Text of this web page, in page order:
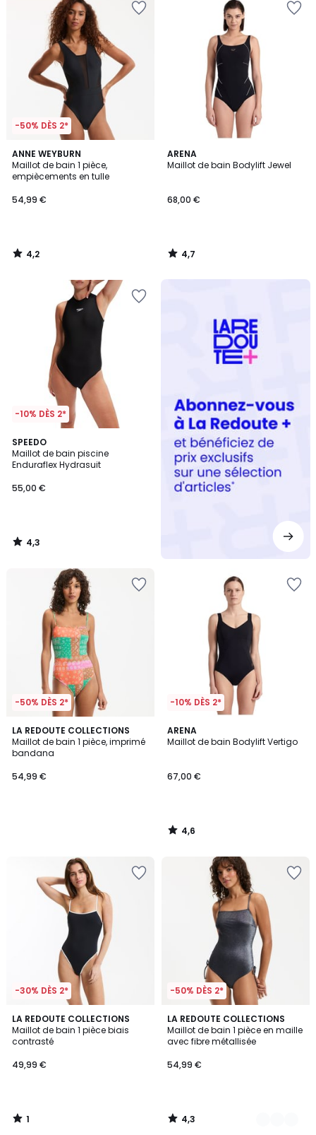
-50% DÈS 2*
ANNE WEYBURN
Maillot de bain 1 pièce,
empiècements en tulle
54,99 €
4,2
/ 5
4,2
/
ARENA
Maillot de bain Bodylift Jewel
68,00 €
4,7
/ 5
4,7
/
-10% DÈS 2*
SPEEDO
Maillot de bain piscine
Enduraflex Hydrasuit
55,00 €
4,3
/ 5
4,3
/
-50% DÈS 2*
LA REDOUTE COLLECTIONS
Maillot de bain 1 pièce, imprimé
bandana
54,99 €
-10% DÈS 2*
ARENA
Maillot de bain Bodylift Vertigo
67,00 €
4,6
/ 5
4,6
/
-30% DÈS 2*
LA REDOUTE COLLECTIONS
Maillot de bain 1 pièce biais
contrasté
49,99 €
1
/
5
1
/
-50% DÈS 2*
LA REDOUTE COLLECTIONS
Maillot de bain 1 pièce en maille
avec fibre métallisée
54,99 €
4,3
/ 5
2
Couleurs
4,3
/